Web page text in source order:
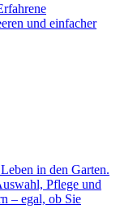
und einfacher
in den Garten.
Pflege und
– egal, ob Sie